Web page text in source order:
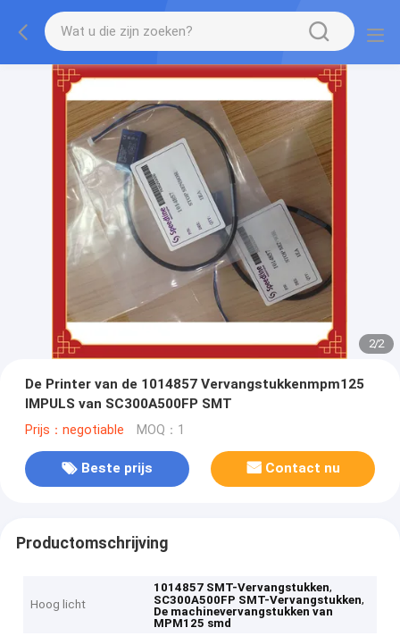
2/2
De Printer van de 1014857 Vervangstukkenmpm125
IMPULS van SC300A500FP SMT
Prijs：negotiable MOQ：1
Beste prijs Contact nu
Productomschrijving
Hoog licht
1014857 SMT-Vervangstukken,
SC300A500FP SMT-Vervangstukken,
De machinevervangstukken van
MPM125 smd